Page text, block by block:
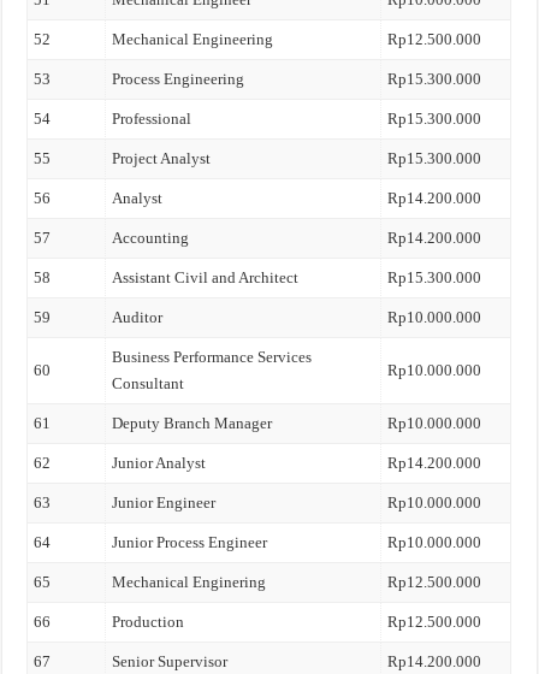
52 Mechanical Engineering Rp12.500.000
53 Process Engineering Rp15.300.000
54 Professional Rp15.300.000
55 Project Analyst Rp15.300.000
56 Analyst Rp14.200.000
57 Accounting Rp14.200.000
58 Assistant Civil and Architect Rp15.300.000
59 Auditor Rp10.000.000
60
Business Performance Services
Consultant
Rp10.000.000
61 Deputy Branch Manager Rp10.000.000
62 Junior Analyst Rp14.200.000
63 Junior Engineer Rp10.000.000
64 Junior Process Engineer Rp10.000.000
65 Mechanical Enginering Rp12.500.000
66 Production Rp12.500.000
67 Senior Supervisor Rp14.200.000